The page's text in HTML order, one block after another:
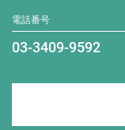
電話番号
03-3409-9592